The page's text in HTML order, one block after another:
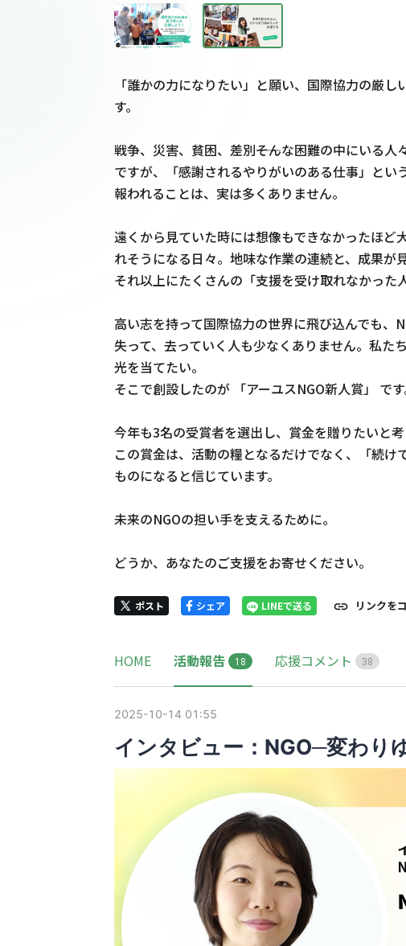
「誰かの力になりたい」と願い、国際協力の厳
す。
戦争、災害、貧困、差別――そんな困難の中にいる
ですが、「感謝されるやりがいのある仕事」と
報われることは、実は多くありません。
遠くから見ていた時には想像もできなかったほ
れそうになる日々。地味な作業の連続と、成果が
それ以上にたくさんの「支援を受け取れなかった
高い志を持って国際協力の世界に飛び込んでも、
失って、去っていく人も少なくありません。私た
光を当てたい。
そこで創設したのが 「アーユスNGO新人賞」 です
今年も3名の受賞者を選出し、賞金を贈りたいと考
この賞金は、活動の糧となるだけでなく、「続
ものになると信じています。
未来のNGOの担い手を支えるために。
どうか、あなたのご支援をお寄せください。
ポスト シェア LINEで送る リンクを
HOME 活動報告 1 8 応援コメント 38
2025-10-14 01:55
インタビュー：NGO─変わり